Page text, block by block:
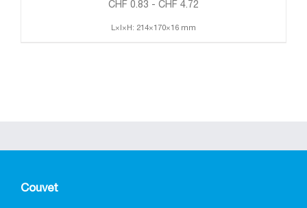
CHF 0.83 - CHF 4.72
L×l×H: 214×170×16 mm
Couvet